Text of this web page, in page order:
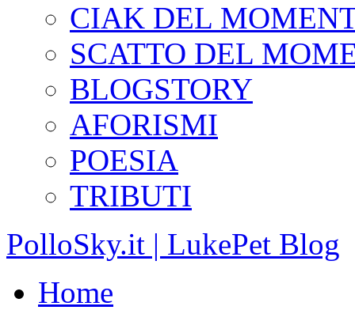
CIAK DEL
SCATTO DEL
BLOGSTORY
AFORISMI
POESIA
TRIBUTI
PolloSky.it | LukePet Blog
Home